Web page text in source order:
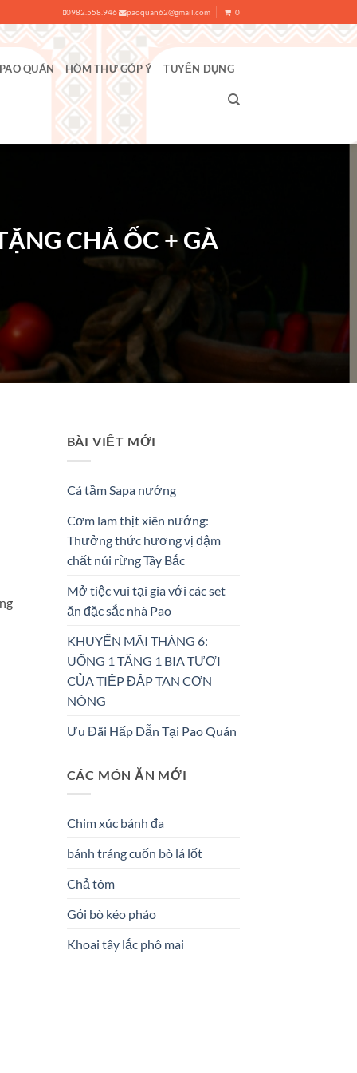
0982.558.946 paoquan62@gmail.com 0
QUÁN HÒM THƯ GÓP Ý TUYỂN DỤNG
CHẢ ỐC + GÀ
BÀI VIẾT MỚI
Cá tầm Sapa nướng
Cơm lam thịt xiên nướng:
Thưởng thức hương vị đậm
chất núi rừng Tây Bắc
Mở tiệc vui tại gia với các set
ăn đặc sắc nhà Pao
KHUYẾN MÃI THÁNG 6:
UỐNG 1 TẶNG 1 BIA TƯƠI
CỦA TIỆP ĐẬP TAN CƠN
NÓNG
Ưu Đãi Hấp Dẫn Tại Pao Quán
CÁC MÓN ĂN MỚI
Chim xúc bánh đa
bánh tráng cuốn bò lá lốt
Chả tôm
Gỏi bò kéo pháo
Khoai tây lắc phô mai